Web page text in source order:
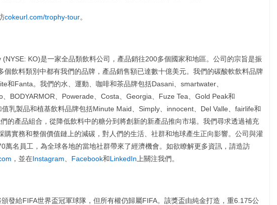
cokeurl.com/trophy-tour。
KO)是一家全品類飲料公司，產品銷往200多個國家和地區。公司的宗旨是振
個飲料類別中都有我們的品牌，產品銷售額已達數十億美元。我們的碳酸軟飲料品牌
和Fanta。我們的水、運動、咖啡和茶品牌包括Dasani、smartwater、
BODYARMOR、Powerade、Costa、Georgia、Fuze Tea、Gold Peak和
乳製品和植基飲料品牌包括Minute Maid、Simply、innocent、Del Valle、fairlife和
的產品組合，從降低飲料中的糖分到將創新的新產品推向市場。我們尋求透過補充
購實務和整個價值鏈上的減碳，對人們的生活、社群和地球產生正向影響。公司與灌
萬名員工，為全球各地的當地社群帶來了經濟機會。如欲瞭解更多資訊，請造訪
，並在Instagram Facebook和LinkedIn 上關注我們。
發給FIFA世界盃冠軍球隊，但所有權仍歸屬FIFA。該獎盃由純金打造，重6.175公